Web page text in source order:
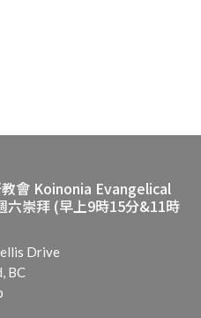
會 Koinonia Evangelical
六崇拜 (早上9時15分&11時
Drive
BC